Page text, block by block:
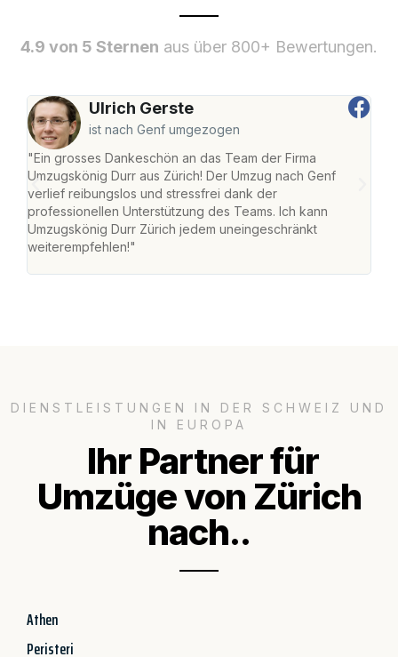
4.9 von 5 Sternen aus über 800+ Bewertungen.
Ulrich Gerste
ist nach Genf umgezogen
"Ein grosses Dankeschön an das Team der Firma
Umzugskönig Durr aus Zürich! Der Umzug nach Genf
verlief reibungslos und stressfrei dank der
professionellen Unterstützung des Teams. Ich kann
Umzugskönig Durr Zürich jedem uneingeschränkt
weiterempfehlen!"
DIENSTLEISTUNGEN IN DER SCHWEIZ UND
IN EUROPA
Ihr Partner für
Umzüge von Zürich
nach..
Athen
Peristeri